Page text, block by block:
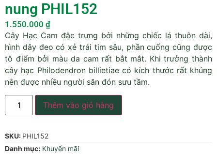
nung PHIL152
1.550.000 ₫
Cây Hạc Cam đặc trưng bởi những chiếc lá thuôn dài,
hình dây đeo có xẻ trái tim sâu, phần cuống cũng được
tô điểm bởi màu da cam rất bắt mắt. Khi trưởng thành
cây hạc Philodendron billietiae có kích thước rất khủng
nên được nhiều người săn đón sưu tầm.
Thêm vào giỏ hàng
SKU: PHIL152
Danh mục: Khuyến mãi